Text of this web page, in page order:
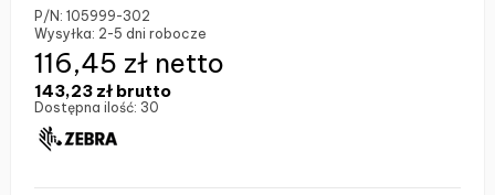
P/N: 105999-302
Wysyłka: 2-5 dni robocze
143,23 zł brutto
116,45 zł netto
Dostępna ilość: 30